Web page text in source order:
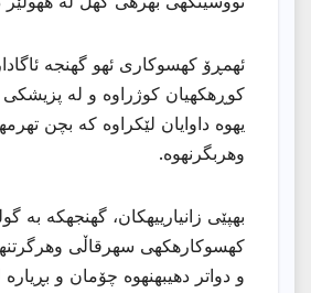
ئهمڕۆ كهسوكاری ئهو گهنجه
كوڕهكهیان كوژراوه و له
یهوه داوایان لێكراوه كه بچن
وهربگرنهوه.
بهپێی زانیارییهكان، گهنجهكه به
كهسوكارهكهی سهرقاڵی
و دواتر دهیبهنهوه چۆمان و